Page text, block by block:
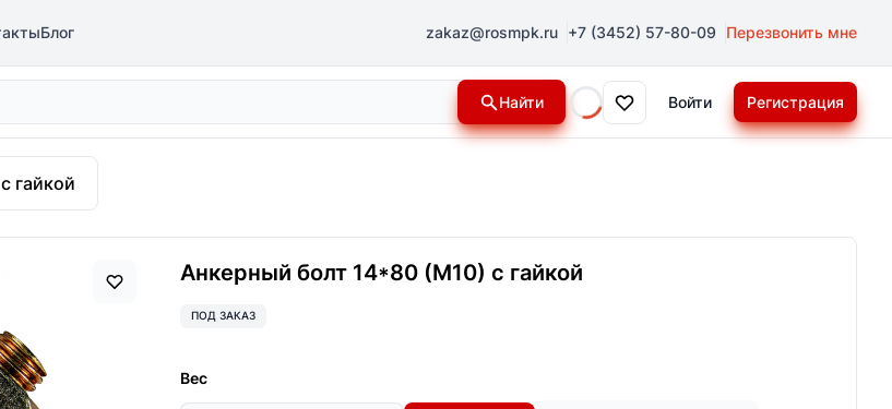
Блог zakaz@rosmpk.ru +7 (3452) 57-80-09 Перезвонить мне
Найти
Loading...
Войти Регистрация
гайкой
Анкерный болт 14*80 (М10) с гайкой
ПОД ЗАКАЗ
Вес